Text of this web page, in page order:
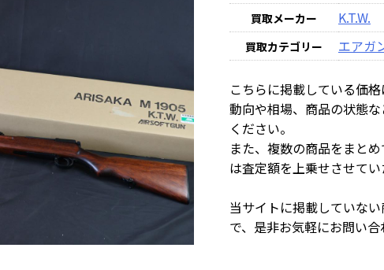
買取メーカー K.T.W.
買取カテゴリー エアガ
こちらに掲載している価
動向や相場、商品の状態
ください。
また、複数の商品をまと
は査定額を上乗せさせてい
当サイトに掲載していな
で、是非お気軽にお問い合